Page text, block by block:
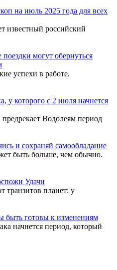
на июль 2025 года для всех
известный российский
могут обернуться
успехи в работе.
у которого с 2 июля начнется
Водолеям период
и сохраняй самообладание
быть больше, чем обычно.
Удачи
транзитов планет: у
быть готовы к изменениям
начнется период, который